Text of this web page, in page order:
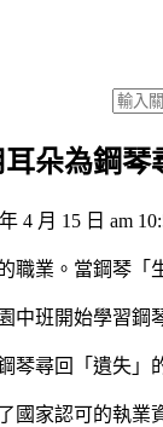
朵為鋼琴
4 月 15 日 am
職業。當鋼琴「
中班開始學習
國家認可的執